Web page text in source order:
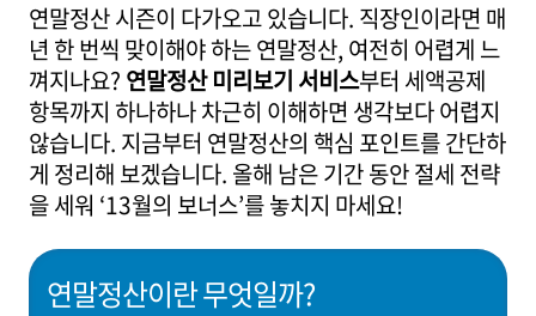
연말정산 시즌이 다가오고 있습니다. 직장인이라면 매
년 한 번씩 맞이해야 하는 연말정산, 여전히 어렵게 느
껴지나요? 연말정산 미리보기 서비스부터 세액공제
항목까지 하나하나 차근히 이해하면 생각보다 어렵지
않습니다. 지금부터 연말정산의 핵심 포인트를 간단하
게 정리해 보겠습니다. 올해 남은 기간 동안 절세 전략
을 세워 ‘13월의 보너스’를 놓치지 마세요!
연말정산이란 무엇일까?